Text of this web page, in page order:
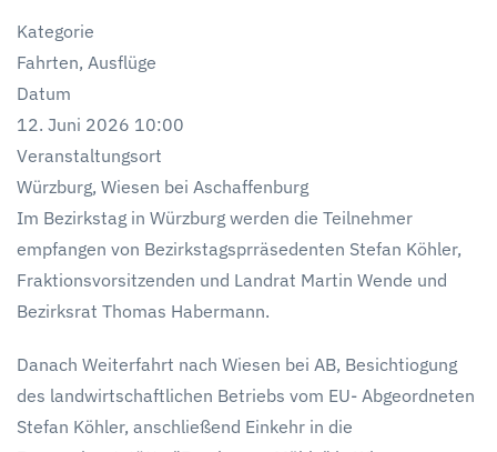
Kategorie
Fahrten, Ausflüge
Datum
12. Juni 2026 10:00
Veranstaltungsort
Würzburg, Wiesen bei Aschaffenburg
Im Bezirkstag in Würzburg werden die Teilnehmer
empfangen von Bezirkstagsprräsedenten Stefan Köhler,
Fraktionsvorsitzenden und Landrat Martin Wende und
Bezirksrat Thomas Habermann.
Danach Weiterfahrt nach Wiesen bei AB, Besichtiogung
des landwirtschaftlichen Betriebs vom EU- Abgeordneten
Stefan Köhler, anschließend Einkehr in die